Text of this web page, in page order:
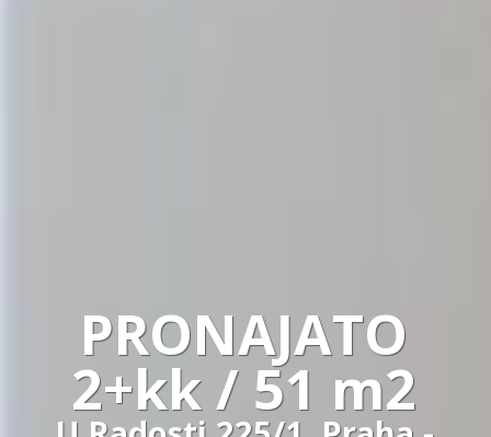
PRONAJATO
2+kk / 51 m2